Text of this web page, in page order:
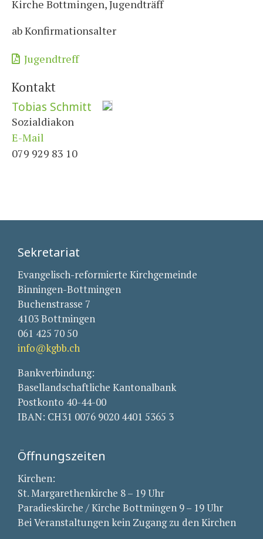
Kirche Bottmingen, Jugendträff
ab Konfirmationsalter
Jugendtreff
Kontakt
Tobias Schmitt
Sozialdiakon
E-Mail
079 929 83 10
Sekretariat
Evangelisch-reformierte Kirchgemeinde
Binningen-Bottmingen
Buchenstrasse 7
4103 Bottmingen
061 425 70 50
info@kgbb.ch
Bankverbindung:
Basellandschaftliche Kantonalbank
Postkonto 40-44-00
IBAN: CH31 0076 9020 4401 5365 3
Öffnungszeiten
Kirchen:
St. Margarethenkirche 8 – 19 Uhr
Paradieskirche / Kirche Bottmingen 9 – 19 Uhr
Bei Veranstaltungen kein Zugang zu den Kirchen